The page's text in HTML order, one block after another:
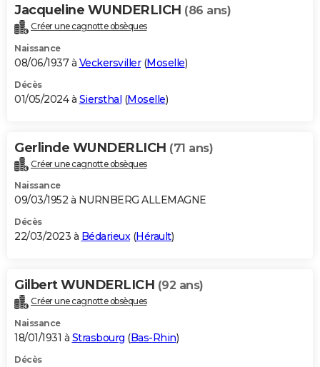
Jacqueline WUNDERLICH (86 ans)
Créer une cagnotte obsèques
Naissance
08/06/1937 à Veckersviller(Moselle)
Décès
01/05/2024 à Siersthal (Moselle)
Gerlinde WUNDERLICH (71 ans)
Créer une cagnotte obsèques
Naissance
09/03/1952 à NURNBERG ALLEMAGNE
Décès
22/03/2023 à Bédarieux(Hérault)
Gilbert WUNDERLICH (92 ans)
Créer une cagnotte obsèques
Naissance
18/01/1931 à Strasbourg (Bas-Rhin)
Décès